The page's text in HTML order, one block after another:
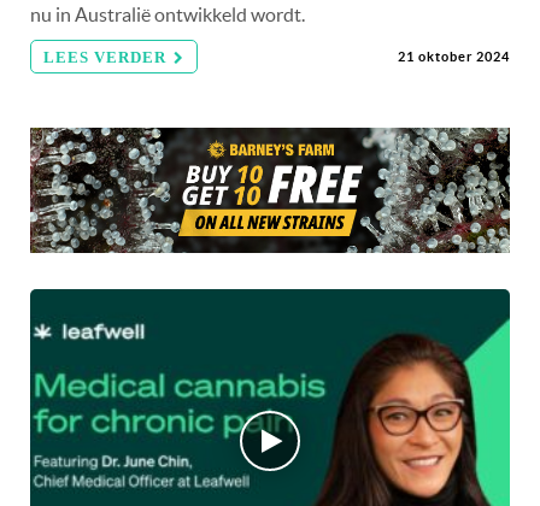
nu in Australië ontwikkeld wordt.
LEES VERDER 21 oktober 2024